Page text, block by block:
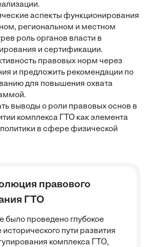
аспекты функционирования
региональном и местном
роль органов власти в
и сертификации.
правовых норм через
и предложить рекомендации по
для повышения охвата
выводы о роли правовых основ в
комплекса ГТО как элемента
в сфере физической
правового
ГТО
было проведено глубокое
пути развития
комплекса ГТО,